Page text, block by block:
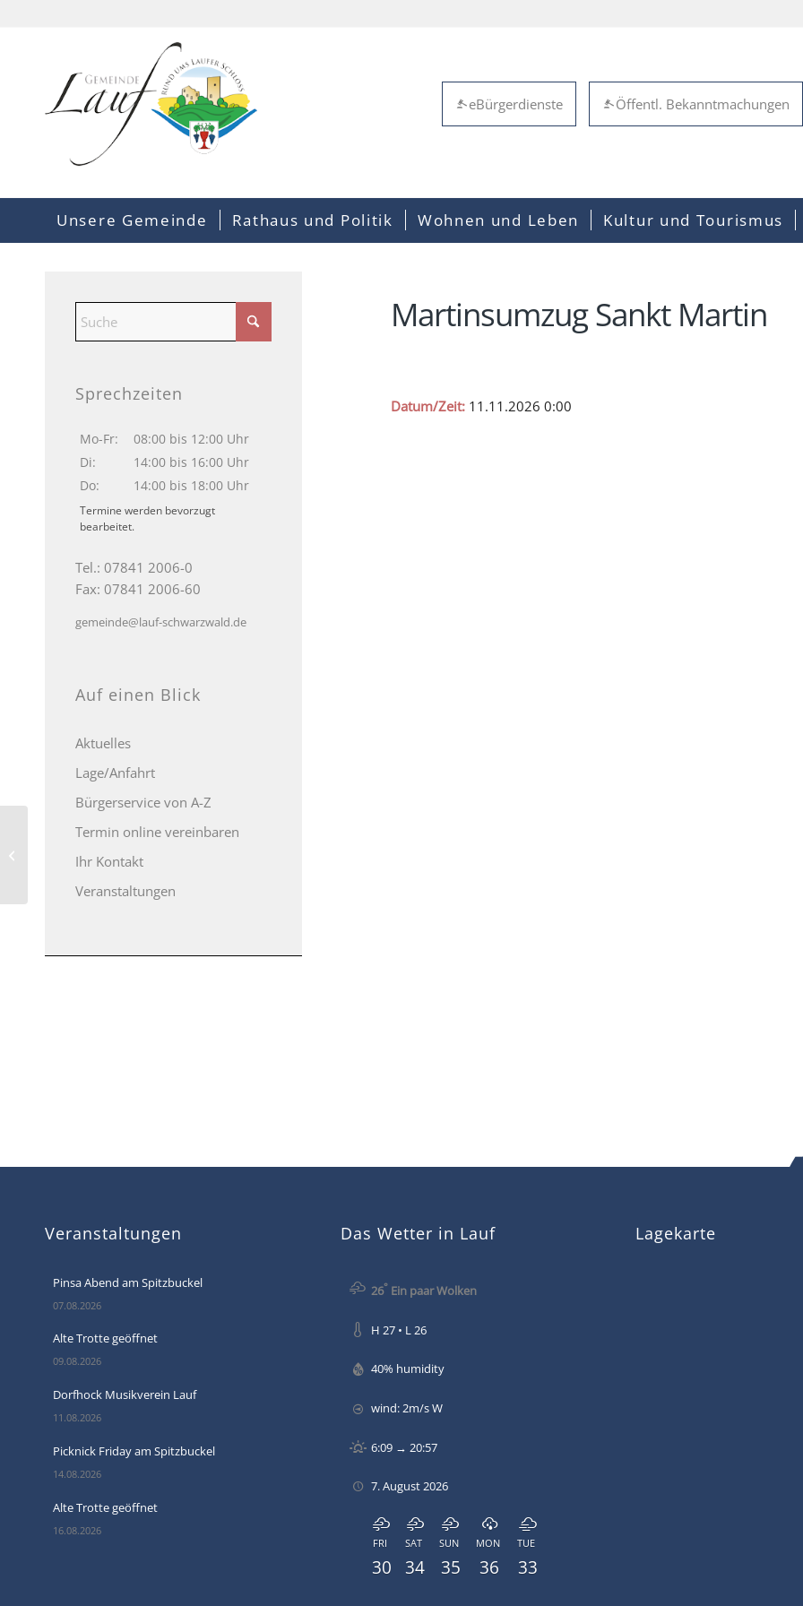
Öffentl. Bekanntmachungen
eBürgerdienste
Unsere Gemeinde Rathaus und Politik Wohnen und Leben Kultur und Tourismus
Martinsumzug Sankt Martin
Datum/Zeit:11.11.2026 0:00
Sprechzeiten
Mo-Fr:
08:00 bis 12:00 Uhr
Di:
14:00 bis 16:00 Uhr
Do:
14:00 bis 18:00 Uhr
Termine werden bevorzugt
bearbeitet.
Tel.: 07841 2006-0
Fax: 07841 2006-60
gemeinde@lauf-schwarzwald.de
Auf einen Blick
Aktuelles
Lage/Anfahrt
Bürgerservice von A-Z
Termin online vereinbaren
Ihr Kontakt
Veranstaltungen
Veranstaltungen
Pinsa Abend am Spitzbuckel
07.08.2026
Alte Trotte geöffnet
09.08.2026
Dorfhock Musikverein Lauf
11.08.2026
Picknick Friday am Spitzbuckel
14.08.2026
Alte Trotte geöffnet
16.08.2026
Das Wetter in Lauf
26° Ein paar Wolken
H 27 • L 26
40% humidity
wind: 2m/s W
6:09 → 20:57
7. August 2026
FRI
30
SAT
34
SUN
35
MON
36
TUE
33
Lagekarte
Patrozinium und 14 Uhr
Leonhardusritt Gemeinde &